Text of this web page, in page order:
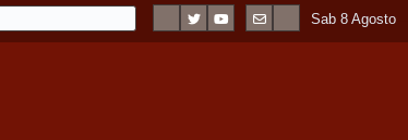
Sab 8 Agosto